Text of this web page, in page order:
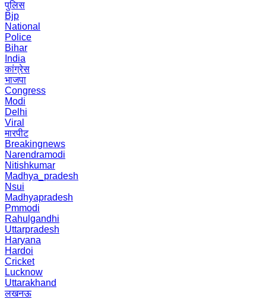
पुलिस
Bjp
National
Police
Bihar
India
कांग्रेस
भाजपा
Congress
Modi
Delhi
Viral
मारपीट
Breakingnews
Narendramodi
Nitishkumar
Madhya_pradesh
Nsui
Madhyapradesh
Pmmodi
Rahulgandhi
Uttarpradesh
Haryana
Hardoi
Cricket
Lucknow
Uttarakhand
लखनऊ